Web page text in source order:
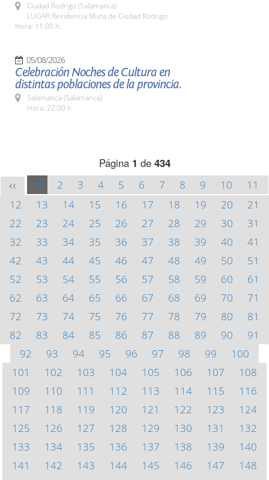
Ciudad Rodrigo (Salamanca)
LUGAR Residencia Mixta de Ciudad Rodrigo
Hora: 11:00 h.
05/08/2026
Celebración Noches de Cultura en
distintas poblaciones de la provincia.
Salamanca (Salamanca)
Hora: 22:00 h.
Página 1 de 434
<< 1 2 3 4 5 6 7 8 9 10
11
12
13 14 15 16 17 18 19 20
21
22
23 24 25 26 27 28 29 30
31
32
33 34 35 36 37 38 39 40
41
42
43 44 45 46 47 48 49 50
51
52
53 54 55 56 57 58 59 60
61
62
63 64 65 66 67 68 69 70
71
72
73 74 75 76 77 78 79 80
81
82
83 84 85 86 87 88 89 90
91
92
93 94 95 96 97 98 99
100
101
102 103 104 105 106 107
108
109
110 111 112 113 114 115
116
117
118 119 120 121 122 123
124
125
126 127 128 129 130 131
132
133
134 135 136 137 138 139
140
141
142 143 144 145 146 147
148